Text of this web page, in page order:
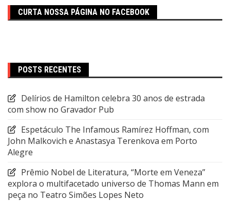
CURTA NOSSA PÁGINA NO FACEBOOK
POSTS RECENTES
Delírios de Hamilton celebra 30 anos de estrada
com show no Gravador Pub
Espetáculo The Infamous Ramírez Hoffman, com
John Malkovich e Anastasya Terenkova em Porto
Alegre
Prêmio Nobel de Literatura, “Morte em Veneza”
explora o multifacetado universo de Thomas Mann em
peça no Teatro Simões Lopes Neto